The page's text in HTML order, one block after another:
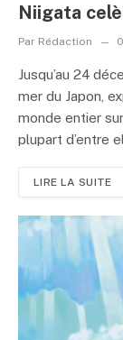
Niigata
Par Rédaction
Jusqu’au 24
mer du Japon,
monde entier
plupart d’entre
LIRE LA SUITE